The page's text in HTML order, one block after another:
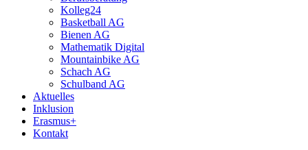
Kolleg24
Basketball AG
Bienen AG
Mathematik Digital
Mountainbike AG
Schach AG
Schulband AG
Aktuelles
Inklusion
Erasmus+
Kontakt